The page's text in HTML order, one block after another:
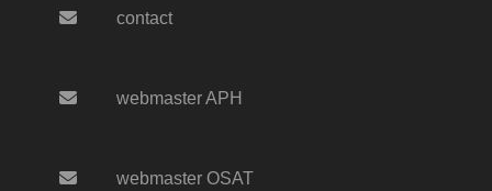
contact
webmaster APH
webmaster OSAT